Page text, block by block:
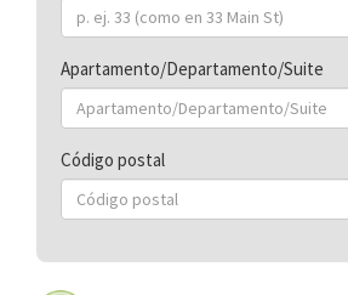
Apartamento/Departamento/Suite
Código postal